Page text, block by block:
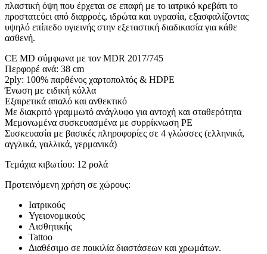
πλαστική όψη που έρχεται σε επαφή με το ιατρικό κρεβάτι το
προστατεύει από διαρροές, ιδρώτα και υγρασία, εξασφαλίζοντας
υψηλό επίπεδο υγιεινής στην εξεταστική διαδικασία για κάθε
ασθενή.
CE MD σύμφωνα με τον MDR 2017/745
Περφορέ ανά: 38 cm
2ply: 100% παρθένος χαρτοπολτός & HDPE
Ένωση με ειδική κόλλα
Εξαιρετικά απαλό και ανθεκτικό
Με διακριτό γραμμωτό ανάγλυφο για αντοχή και σταθερότητα
Μεμονωμένα συσκευασμένα με συρρίκνωση PE
Συσκευασία με βασικές πληροφορίες σε 4 γλώσσες (ελληνικά,
αγγλικά, γαλλικά, γερμανικά)
Τεμάχια κιβωτίου: 12 ρολά
Προτεινόμενη χρήση σε χώρους:
Ιατρικούς
Υγειονομικούς
Αισθητικής
Tattoo
Διαθέσιμο σε ποικιλία διαστάσεων και χρωμάτων.